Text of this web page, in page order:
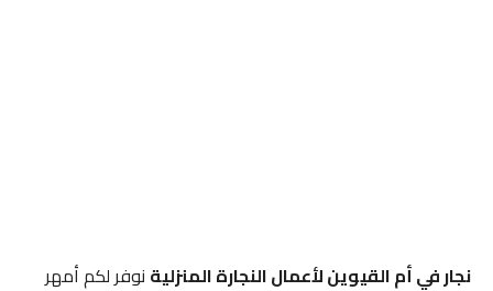
نجار في أم القيوين لأعمال النجارة المنزليةنوفر لكم أمهر